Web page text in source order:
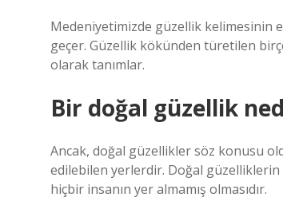
Medeniyetimizde güzellik kelimesinin
geçer. Güzellik kökünden türetilen
olarak tanımlar.
Bir doğal güzellik
Ancak, doğal güzellikler söz konusu
edilebilen yerlerdir. Doğal güzelliklerin
hiçbir insanın yer almamış olmasıdır.